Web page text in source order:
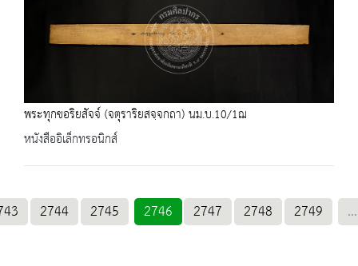
พระทุกขอริยสัจจ์ (จตุราริยสจฺจกถา) นม.บ.10/1ฌ
หนังสืออิเล็กทรอนิกส์
2744 2745 2746 2747 2748 2749 ...